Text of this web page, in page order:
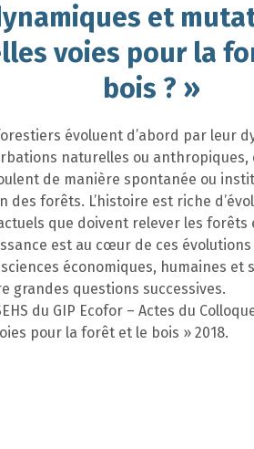
et
voies pour la
bois ? »
évoluent d’abord par leur
naturelles ou anthropiques,
de manière spontanée ou
des forêts. L’histoire est riche
que doivent relever les forêts
est au cœur de ces
économiques, humaines et
grandes questions successives.
du GIP Ecofor – Actes du
pour la forêt et le bois » 2018.